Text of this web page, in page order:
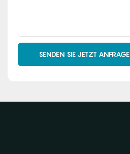
SENDEN SIE JETZT ANFRAGE